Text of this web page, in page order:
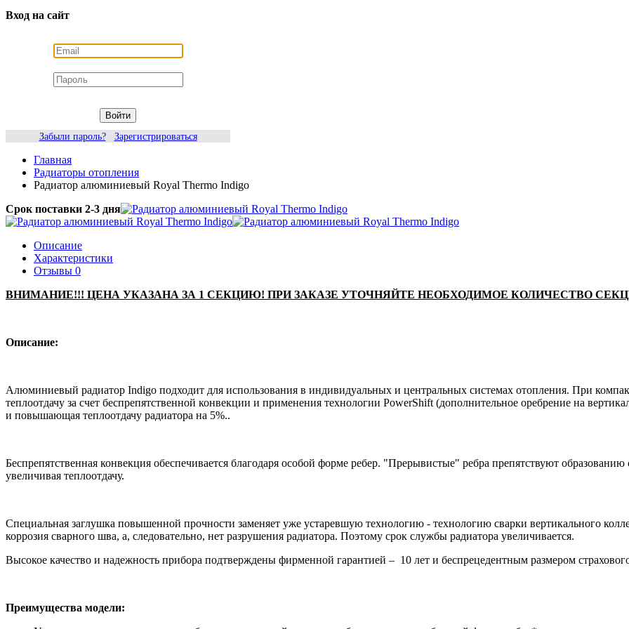
Вход на сайт
Войти
Забыли пароль?
Зарегистрироваться
Главная
Радиаторы отопления
Радиатор алюминиевый Royal Thermo Indigo
Срок поставки 2-3 дня
Описание
Характеристики
Отзывы 0
ВНИМАНИЕ!!! ЦЕНА УКАЗАНА ЗА 1 СЕКЦИЮ! ПРИ ЗАКАЗЕ УТОЧНЯЙТЕ НЕОБХОДИМОЕ КОЛИЧЕСТВО
Описание:
Алюминиевый радиатор Indigo подходит для использования в индивидуальных и центральных системах отопления. При
теплоотдачу за счет беспрепятственной конвекции и применения технологии PowerShift (дополнительное оребрение на
и повышающая теплоотдачу радиатора на 5%..
Беспрепятственная конвекция обеспечивается благодаря особой форме ребер. "Прерывистые" ребра препятствуют
увеличивая теплоотдачу.
Специальная заглушка повышенной прочности заменяет уже устаревшую технологию - технологию сварки вертикального
коррозия сварного шва, а, следовательно, нет разрушения радиатора. Поэтому срок службы радиатора увеличивается.
Высокое качество и надежность прибора подтверждены фирменной гарантией – 10 лет и беспрецедентным размером
Преимущества модели: